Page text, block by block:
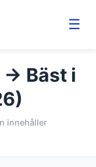
☰
→ Bäst i
innehåller